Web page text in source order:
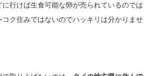
行けば生食可能な卵が売られているのでは
コク住みではないのでハッキリは分かりませ